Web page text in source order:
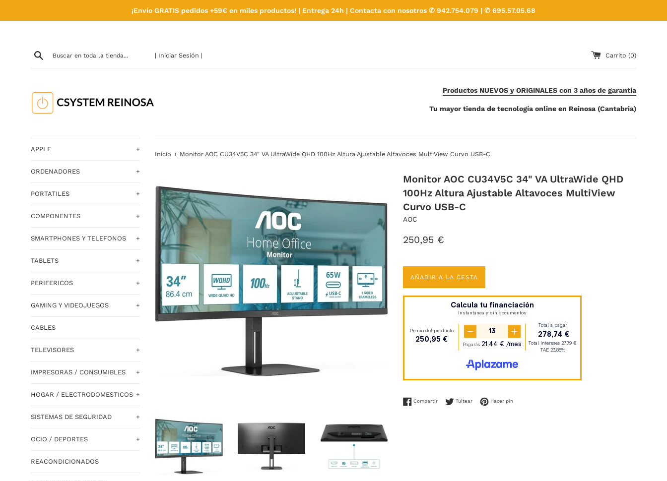
¡Envío GRATIS pedidos +59€ en miles productos! | Entrega 24h | Contacta con nosotros ✆ 942.754.079 | ✆ 695.57.05.68
| Iniciar Sesión | Carrito (0)
Productos NUEVOS y ORIGINALES con 3 años de garantía
Tu mayor tienda de tecnología online en Reinosa (Cantabria)
APPLE +
ORDENADORES +
PORTATILES +
COMPONENTES +
SMARTPHONES Y TELEFONOS +
TABLETS +
PERIFERICOS +
GAMING Y VIDEOJUEGOS +
CABLES
TELEVISORES +
IMPRESORAS / CONSUMIBLES +
HOGAR / ELECTRODOMESTICOS +
SISTEMAS DE SEGURIDAD +
OCIO / DEPORTES +
REACONDICIONADOS
Inicio › Monitor AOC CU34V5C 34" VA UltraWide QHD 100Hz Altura Ajustable Altavoces MultiView Curvo USB-C
Monitor AOC CU34V5C 34" VA UltraWide QHD
100Hz Altura Ajustable Altavoces MultiView
Curvo USB-C
AOC
Precio
250,95 €
AÑADIR A LA CESTA
CompartirCompartir en Facebook
TuitearTuitear en Twitter
Hacer pinPinear en Pinterest